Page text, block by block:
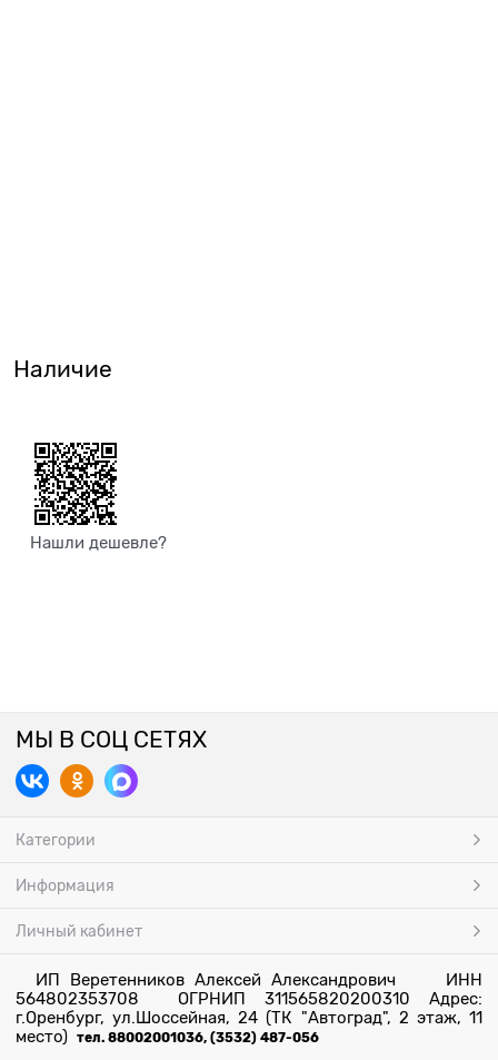
Наличие
Нашли дешевле?
МЫ В СОЦ СЕТЯХ
Категории
Информация
Личный кабинет
ИП Веретенников Алексей Александрович ИНН
564802353708 ОГРНИП 311565820200310 Адрес:
г.Оренбург, ул.Шоссейная, 24 (ТК "Автоград", 2 этаж, 11
место) тел. 88002001036, (3532) 487-056